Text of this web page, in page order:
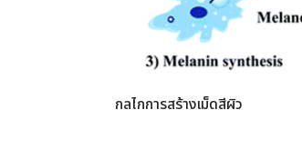
กลไกการสร้างเม็ดสีผิว